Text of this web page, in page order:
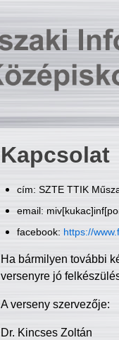
Kapcsolat
cím: SZTE TTIK
email:
facebook: https://
Ha bármilyen további
versenyre jó
A verseny szervezője:
Dr. Kincses Zoltán